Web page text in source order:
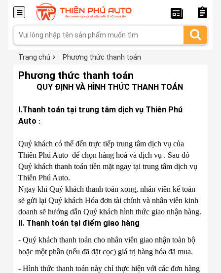
Trang chủ Phương thức thanh toán
Phương thức thanh toán
QUY ĐỊNH VÀ HÌNH THỨC THANH TOÁN
I.Thanh toán tại trung tâm dịch vụ Thiên Phú
Auto :
Quý khách có thể đến trực tiếp trung tâm dịch vụ của
Thiên Phú Auto để chọn hàng hoá và dịch vụ . Sau đó
Quý khách thanh toán tiền mặt ngay tại trung tâm dịch vụ
Thiên Phú Auto.
Ngay khi Quý khách thanh toán xong, nhân viên kế toán
sẽ gửi lại Quý khách Hóa đơn tài chính và nhân viên kinh
doanh sẽ hướng dẫn Quý khách hình thức giao nhận hàng.
II. Thanh toán tại điểm giao hàng
- Quý khách thanh toán cho nhân viên giao nhận toàn bộ
hoặc một phần (nếu đã đặt cọc) giá trị hàng hóa đã mua.
- Hình thức thanh toán này chỉ thực hiện với các đơn hàng